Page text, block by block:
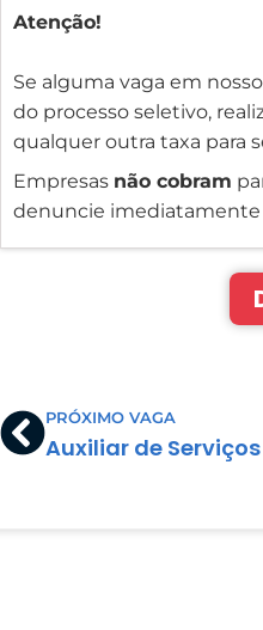
Atenção!
Se alguma vaga em
do processo seletivo,
qualquer outra taxa para
Empresas não cobram
denuncie imediatamente
PrevPRÓXIMO VAGA
Auxiliar de